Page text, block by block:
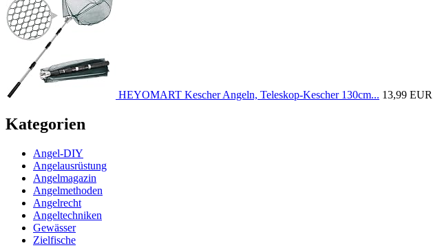
HEYOMART Kescher Angeln, Teleskop-Kescher 130cm... 13,99 EUR
Kategorien
Angel-DIY
Angelausrüstung
Angelmagazin
Angelmethoden
Angelrecht
Angeltechniken
Gewässer
Zielfische